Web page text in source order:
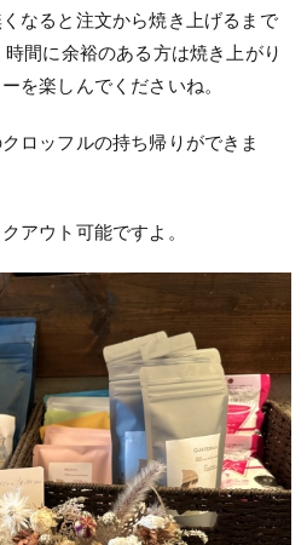
なると注文から焼き上げるまで
時間に余裕のある方は焼き上がり
を楽しんでくださいね。
ロッフルの持ち帰りができま
アウト可能ですよ。